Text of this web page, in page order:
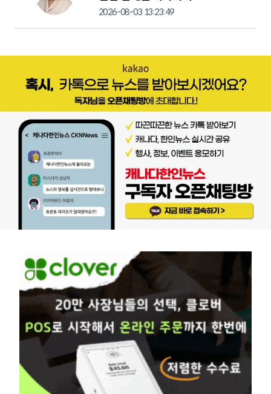
2026-08-03 13:23:49